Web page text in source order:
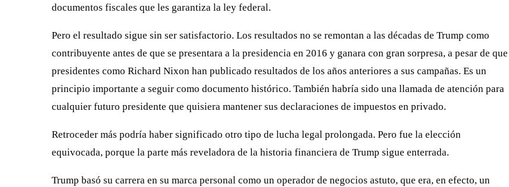
documentos fiscales que les garantiza la ley federal.
Pero el resultado sigue sin ser satisfactorio. Los resultados no se remontan a las décadas de Trump como
contribuyente antes de que se presentara a la presidencia en 2016 y ganara con gran sorpresa, a pesar de que
presidentes como Richard Nixon han publicado resultados de los años anteriores a sus campañas. Es un
principio importante a seguir como documento histórico. También habría sido una llamada de atención para
cualquier futuro presidente que quisiera mantener sus declaraciones de impuestos en privado.
Retroceder más podría haber significado otro tipo de lucha legal prolongada. Pero fue la elección
equivocada, porque la parte más reveladora de la historia financiera de Trump sigue enterrada.
Trump basó su carrera en su marca personal como un operador de negocios astuto, que era, en efecto, un